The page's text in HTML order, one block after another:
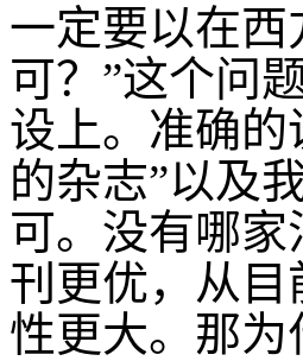
一定要以在
可？”这个问
设上。准确
的杂志”以及
可。没有哪
刊更优，从
性更大。那